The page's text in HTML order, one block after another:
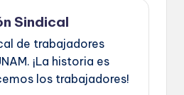
Sindical
de trabajadores
¡La historia es
los trabajadores!